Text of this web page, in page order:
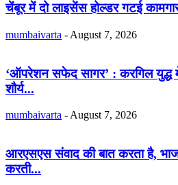
चेंबूर में दो लाइसेंस होल्डर गटई
mumbaivarta - August 7, 2026
‘ऑपरेशन सफेद सागर’ : करगिल युद्ध
शौर्य...
mumbaivarta - August 7, 2026
आरएसएस संवाद की बात करता है,
करती...